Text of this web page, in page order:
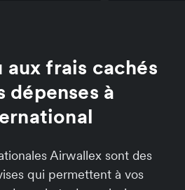
aux frais cachés
dépenses à
Airwallex sont des
qui permettent à vos